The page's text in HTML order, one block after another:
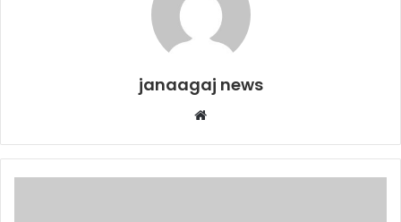
janaagaj news
Website